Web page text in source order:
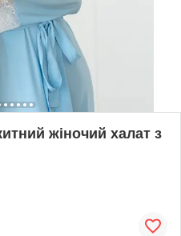
жіночий халат з